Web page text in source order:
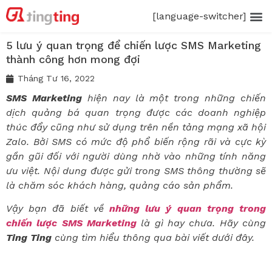
[language-switcher]
5 lưu ý quan trọng để chiến lược SMS Marketing
thành công hơn mong đợi
Tháng Tư 16, 2022
SMS Marketinghiện nay là một trong những chiến
dịch quảng bá quan trọng được các doanh nghiệp
thúc đẩy cũng như sử dụng trên nền tảng mạng xã hội
Zalo. Bởi SMS có mức độ phổ biến rộng rãi và cực kỳ
gần gũi đối với người dùng nhờ vào những tính năng
ưu việt. Nội dung được gửi trong SMS thông thường sẽ
là chăm sóc khách hàng, quảng cáo sản phẩm.
Vậy bạn đã biết về những lưu ý quan trọng trong
chiến lược SMS Marketing là gì hay chưa. Hãy cùng
Ting Ting cùng tìm hiểu thông qua bài viết dưới đây.